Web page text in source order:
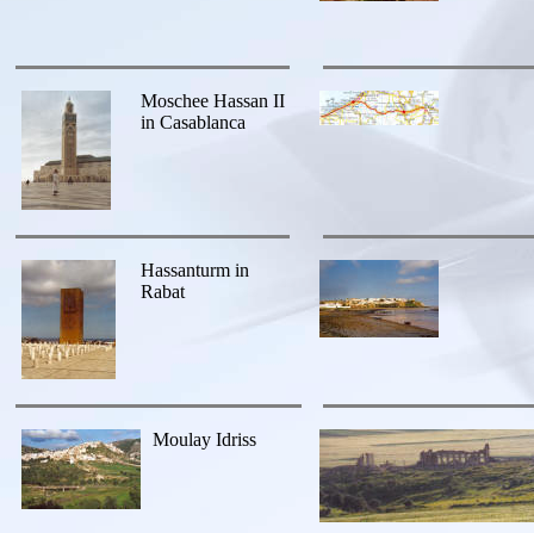
Moschee Hassan II
in Casablanca
Hassanturm in
Rabat
Moulay Idriss